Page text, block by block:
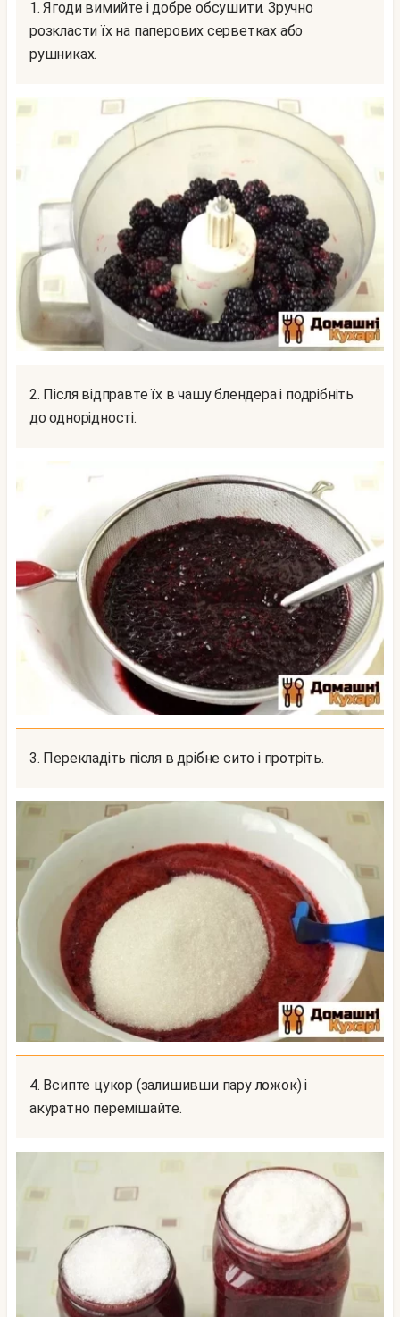
1. Ягоди вимийте і добре обсушити. Зручно
розкласти їх на паперових серветках або
рушниках.
2. Після відправте їх в чашу блендера і подрібніть
до однорідності.
3. Перекладіть після в дрібне сито і протріть.
4. Всипте цукор (залишивши пару ложок) і
акуратно перемішайте.